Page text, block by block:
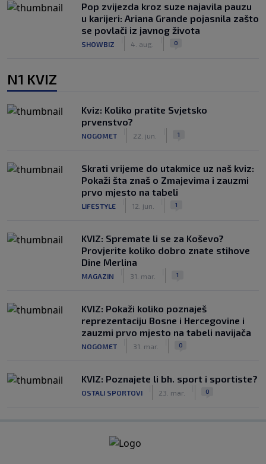
Pop zvijezda kroz suze najavila pauzu
u karijeri: Ariana Grande pojasnila zašto
se povlači iz javnog života
SHOWBIZ 4. aug. 0
N1 KVIZ
Kviz: Koliko pratite Svjetsko
prvenstvo?
NOGOMET 22. jun. 1
Skrati vrijeme do utakmice uz naš kviz:
Pokaži šta znaš o Zmajevima i zauzmi
prvo mjesto na tabeli
LIFESTYLE 12. jun. 1
KVIZ: Spremate li se za Koševo?
Provjerite koliko dobro znate stihove
Dine Merlina
MAGAZIN 31. mar. 1
KVIZ: Pokaži koliko poznaješ
reprezentaciju Bosne i Hercegovine i
zauzmi prvo mjesto na tabeli navijača
NOGOMET 31. mar. 0
KVIZ: Poznajete li bh. sport i sportiste?
OSTALI SPORTOVI 23. mar. 0